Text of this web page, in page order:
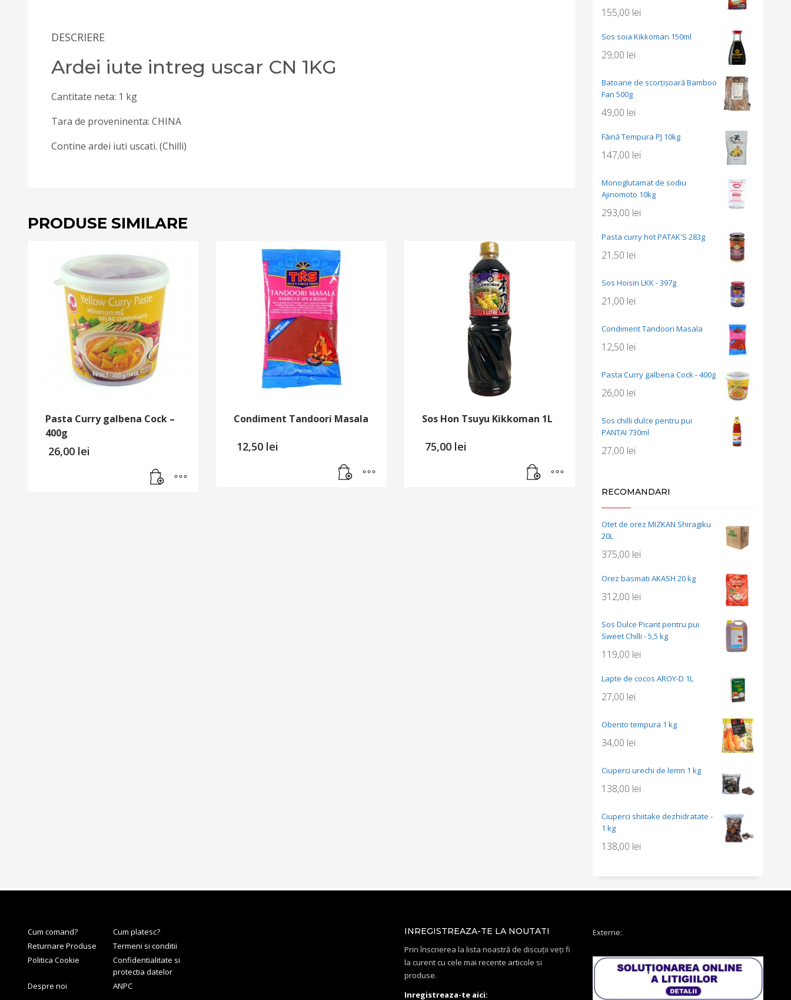
DESCRIERE
Ardei iute intreg uscar CN 1KG
Cantitate neta: 1 kg
Tara de proveninenta: CHINA
Contine ardei iuti uscati. (Chilli)
PRODUSE SIMILARE
Pasta Curry galbena Cock –
400g
26,00 lei
Condiment Tandoori Masala
12,50 lei
Sos Hon Tsuyu Kikkoman 1L
75,00 lei
155,00 lei
Sos soia Kikkoman 150ml
29,00 lei
Batoane de scorțișoară Bamboo
Fan 500g
49,00 lei
Făină Tempura PJ 10kg
147,00 lei
Monoglutamat de sodiu
Ajinomoto 10kg
293,00 lei
Pasta curry hot PATAK'S 283g
21,50 lei
Sos Hoisin LKK - 397g
21,00 lei
Condiment Tandoori Masala
12,50 lei
Pasta Curry galbena Cock - 400g
26,00 lei
Sos chilli dulce pentru pui
PANTAI 730ml
27,00 lei
RECOMANDARI
Otet de orez MIZKAN Shiragiku
20L
375,00 lei
Orez basmati AKASH 20 kg
312,00 lei
Sos Dulce Picant pentru pui
Sweet Chilli - 5,5 kg
119,00 lei
Lapte de cocos AROY-D 1L
27,00 lei
Obento tempura 1 kg
34,00 lei
Ciuperci urechi de lemn 1 kg
138,00 lei
Ciuperci shiitake dezhidratate -
1 kg
138,00 lei
Cum comand?
Cum platesc?
Returnare Produse
Termeni si conditii
Politica Cookie
Confidentialitate si
protectia datelor
Despre noi
ANPC
INREGISTREAZA-TE LA NOUTATI
Prin înscrierea la lista noastră de discuții veți fi
la curent cu cele mai recente articole si
produse.
Inregistreaza-te aici:
Externe: